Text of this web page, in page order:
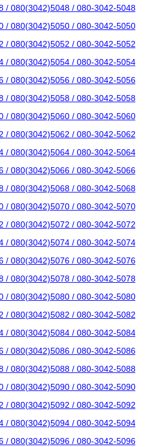
/ 080(3042)5048 / 080-3042-5048
/ 080(3042)5050 / 080-3042-5050
/ 080(3042)5052 / 080-3042-5052
/ 080(3042)5054 / 080-3042-5054
/ 080(3042)5056 / 080-3042-5056
/ 080(3042)5058 / 080-3042-5058
/ 080(3042)5060 / 080-3042-5060
/ 080(3042)5062 / 080-3042-5062
/ 080(3042)5064 / 080-3042-5064
/ 080(3042)5066 / 080-3042-5066
/ 080(3042)5068 / 080-3042-5068
/ 080(3042)5070 / 080-3042-5070
/ 080(3042)5072 / 080-3042-5072
/ 080(3042)5074 / 080-3042-5074
/ 080(3042)5076 / 080-3042-5076
/ 080(3042)5078 / 080-3042-5078
/ 080(3042)5080 / 080-3042-5080
/ 080(3042)5082 / 080-3042-5082
/ 080(3042)5084 / 080-3042-5084
/ 080(3042)5086 / 080-3042-5086
/ 080(3042)5088 / 080-3042-5088
/ 080(3042)5090 / 080-3042-5090
/ 080(3042)5092 / 080-3042-5092
/ 080(3042)5094 / 080-3042-5094
/ 080(3042)5096 / 080-3042-5096